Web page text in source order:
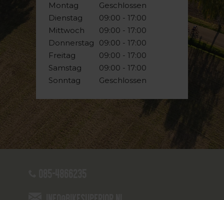
Montag
Dienstag
Mittwoch
Donnerstag
Freitag
Samstag
Sonntag
Geschlossen
09:00 - 17:00
09:00 - 17:00
09:00 - 17:00
09:00 - 17:00
09:00 - 17:00
Geschlossen